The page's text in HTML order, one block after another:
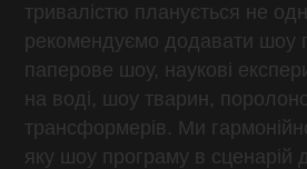
тривалістю планується не
рекомендуємо додавати шоу
паперове шоу, наукові
на воді, шоу тварин,
трансформерів. Ми
яку шоу програму в сценарій